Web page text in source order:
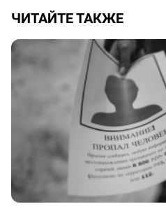
ЧИТАЙТЕ ТАКЖЕ